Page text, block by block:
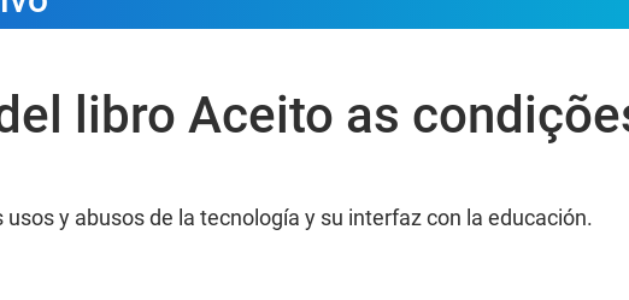
libro Aceito as
y abusos de la tecnología y su interfaz con la educación.